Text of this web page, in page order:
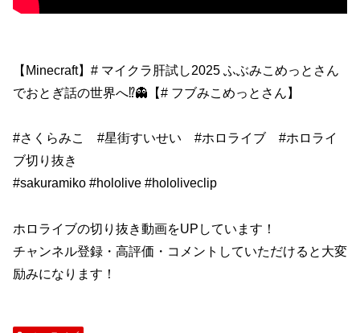
【Minecraft】# マイクラ肝試し2025 ふぶみこめっとさん
でおとぎ話の世界へ⁉👻【# フブみこめっとさん】
#さくらみこ #星街すいせい #ホロライブ #ホロライ
ブ切り抜き
#sakuramiko #hololive #hololiveclip
ホロライブの切り抜き動画をUPしています！
チャンネル登録・高評価・コメントしていただけると大変
励みになります！